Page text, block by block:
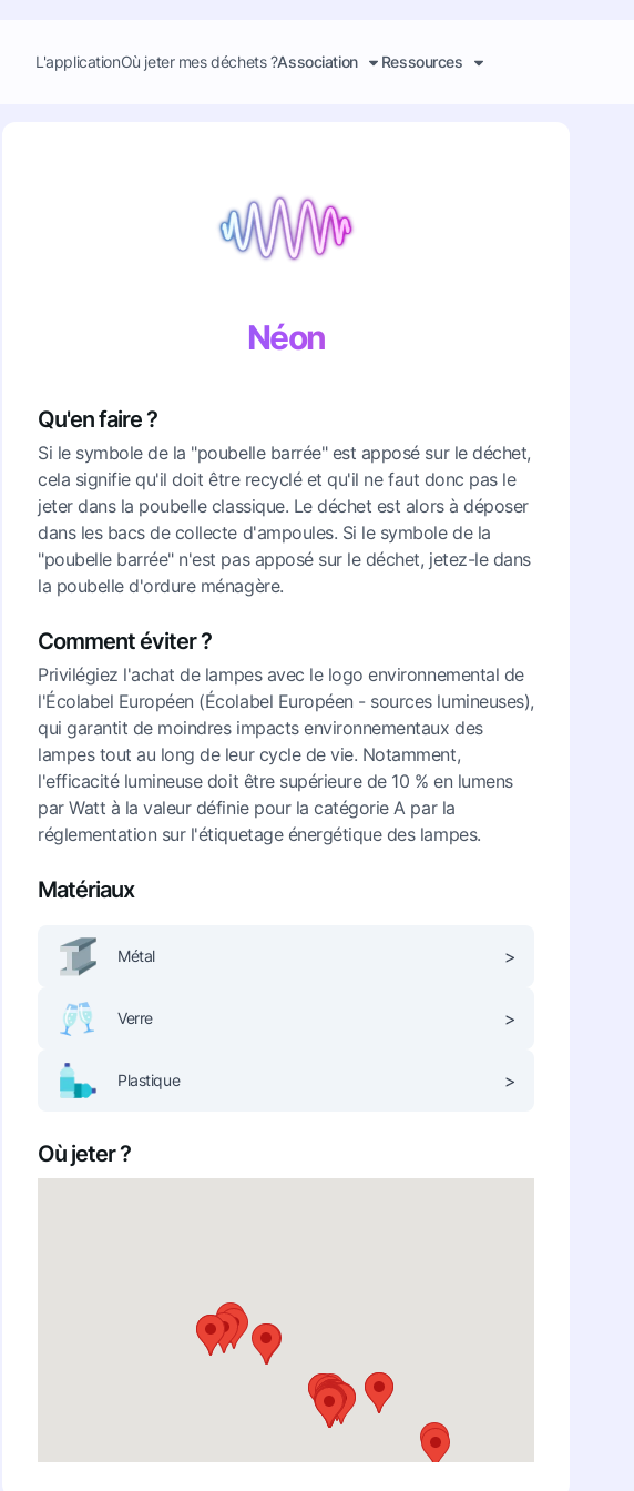
L'applicationOù jeter mes déchets ?Association Ressources
Néon
Qu'en faire ?
Si le symbole de la "poubelle barrée" est apposé sur le déchet,
cela signifie qu'il doit être recyclé et qu'il ne faut donc pas le
jeter dans la poubelle classique. Le déchet est alors à déposer
dans les bacs de collecte d'ampoules. Si le symbole de la
"poubelle barrée" n'est pas apposé sur le déchet, jetez-le dans
la poubelle d'ordure ménagère.
Comment éviter ?
Privilégiez l'achat de lampes avec le logo environnemental de
l'Écolabel Européen (Écolabel Européen - sources lumineuses),
qui garantit de moindres impacts environnementaux des
lampes tout au long de leur cycle de vie. Notamment,
l'efficacité lumineuse doit être supérieure de 10 % en lumens
par Watt à la valeur définie pour la catégorie A par la
réglementation sur l'étiquetage énergétique des lampes.
Matériaux
Métal >
Verre >
Plastique >
Où jeter ?